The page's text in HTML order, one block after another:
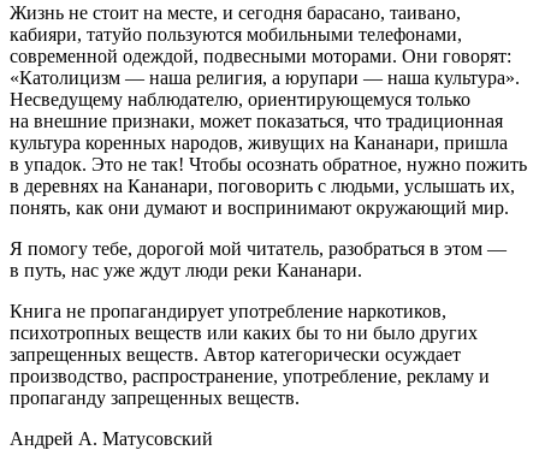
Жизнь не стоит на месте, и сегодня барасано, таивано,
кабияри, татуйо пользуются мобильными телефонами,
современной одеждой, подвесными моторами. Они говорят:
«Католицизм — наша религия, а юрупари — наша культура».
Несведущему наблюдателю, ориентирующемуся только
на внешние признаки, может показаться, что традиционная
культура коренных народов, живущих на Кананари, пришла
в упадок. Это не так! Чтобы осознать обратное, нужно пожить
в деревнях на Кананари, поговорить с людьми, услышать их,
понять, как они думают и воспринимают окружающий мир.
Я помогу тебе, дорогой мой читатель, разобраться в этом —
в путь, нас уже ждут люди реки Кананари.
Книга не пропагандирует употребление наркотиков,
психотропных веществ или каких бы то ни было других
запрещенных веществ. Автор категорически осуждает
производство, распространение, употребление, рекламу и
пропаганду запрещенных веществ.
Андрей А. Матусовский